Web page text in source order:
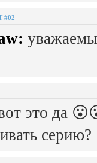
#02
это да
серию?